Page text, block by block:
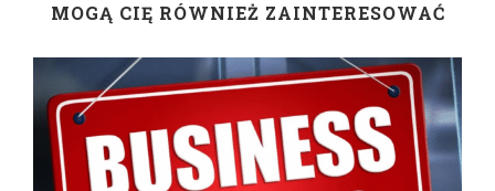
MOGĄ CIĘ RÓWNIEŻ ZAINTERESOWAĆ